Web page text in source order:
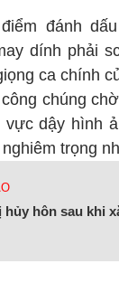
đánh
dính phải
ca chính
chúng
dậy hình
trọng
hủy hôn sau khi